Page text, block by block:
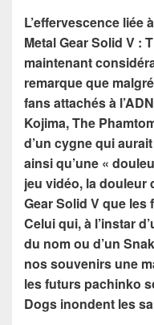
L’effervescence liée
Metal Gear Solid V :
maintenant
remarque que
fans attachés à
Kojima, The
d’un cygne qui
ainsi qu’une «
jeu vidéo, la douleur
Gear Solid V que les
Celui qui, à l’instar
du nom ou d’un
nos souvenirs une
les futurs pachinko
Dogs inondent les